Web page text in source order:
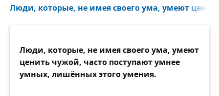
Люди, которые, не имея своего ума, умеют
Люди, которые, не имея своего ума, умеют
ценить чужой, часто поступают умнее
умных, лишённых этого умения.